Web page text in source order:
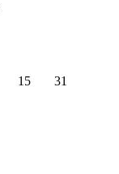
15 31